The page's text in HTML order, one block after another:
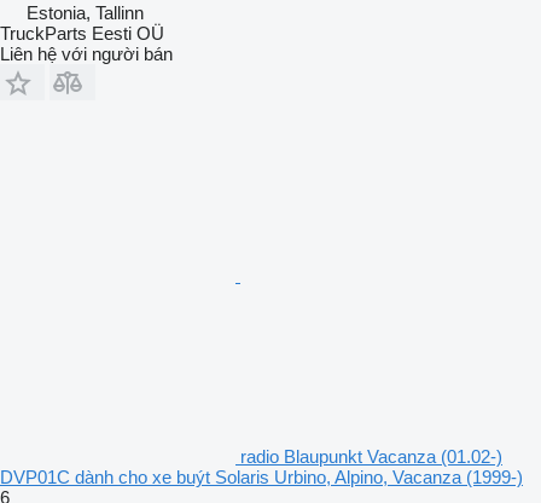
Estonia, Tallinn
TruckParts Eesti OÜ
Liên hệ với người bán
radio Blaupunkt Vacanza (01.02-)
DVP01C dành cho xe buýt Solaris Urbino, Alpino, Vacanza (1999-)
6